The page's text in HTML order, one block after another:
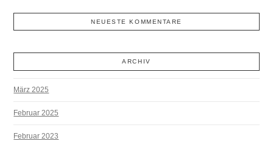
NEUESTE KOMMENTARE
ARCHIV
März 2025
Februar 2025
Februar 2023